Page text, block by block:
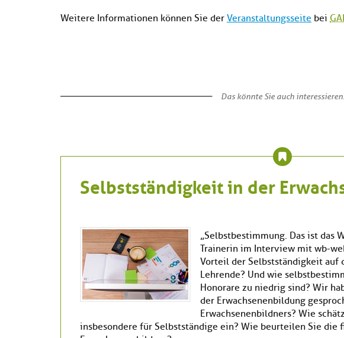
Weitere Informationen können Sie der Veranstaltungsseite bei
Das könnte Sie auch interessieren.
Selbstständigkeit in der
„Selbstbestimmung. Das ist das
Trainerin im Interview mit wb-
Vorteil der Selbstständigkeit auf
Lehrende? Und wie
Honorare zu niedrig sind? Wir
der Erwachsenenbildung
Erwachsenenbildners? Wie
insbesondere für Selbstständige ein? Wie beurteilen Sie